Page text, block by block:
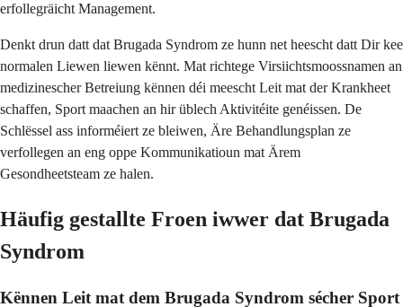
erfollegräicht Management.
Denkt drun datt dat Brugada Syndrom ze hunn net heescht datt Dir kee
normalen Liewen liewen kënnt. Mat richtege Virsiichtsmoossnamen an
medizinescher Betreiung kënnen déi meescht Leit mat der Krankheet
schaffen, Sport maachen an hir üblech Aktivitéite genéissen. De
Schlëssel ass informéiert ze bleiwen, Äre Behandlungsplan ze
verfollegen an eng oppe Kommunikatioun mat Ärem
Gesondheetsteam ze halen.
Häufig gestallte Froen iwwer dat Brugada
Syndrom
Kënnen Leit mat dem Brugada Syndrom sécher Sport